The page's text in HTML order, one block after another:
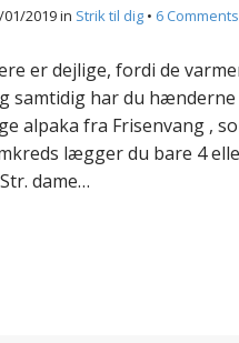
01/2019in Strik til dig • 6 Comments
er dejlige, fordi de
samtidig har du
alpaka fra Frisenvang ,
lægger du bare 4
dame…